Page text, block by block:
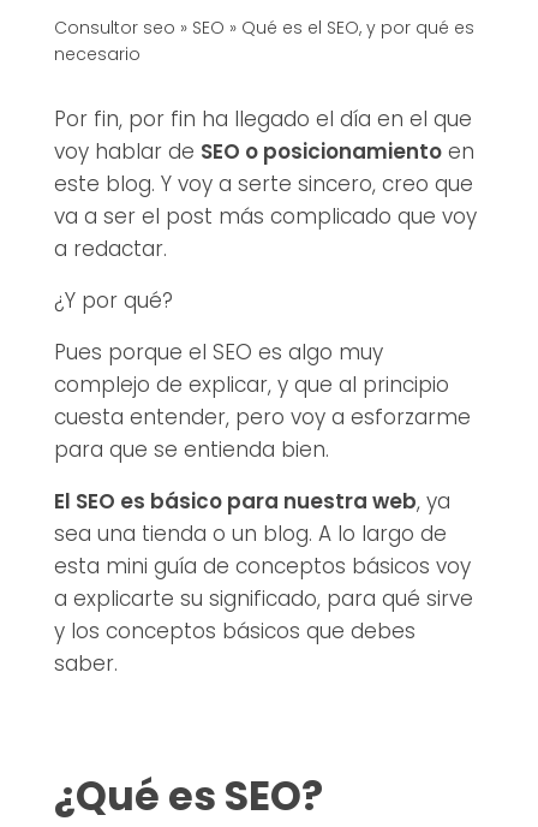
Consultor seo » SEO » Qué es el SEO, y por qué es
necesario
Por fin, por fin ha llegado el día en el que
voy hablar de SEO o posicionamientoen
este blog. Y voy a serte sincero, creo que
va a ser el post más complicado que voy
a redactar.
¿Y por qué?
Pues porque el SEO es algo muy
complejo de explicar, y que al principio
cuesta entender, pero voy a esforzarme
para que se entienda bien.
El SEO es básico para nuestra web, ya
sea una tienda o un blog. A lo largo de
esta mini guía de conceptos básicos voy
a explicarte su significado, para qué sirve
y los conceptos básicos que debes
saber.
¿Qué es SEO?